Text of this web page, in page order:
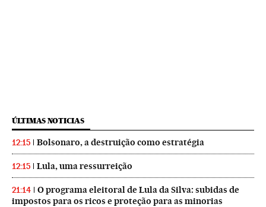
ÚLTIMAS NOTICIAS
12:15 Bolsonaro, a destruição como estratégia
12:15 Lula, uma ressurreição
21:14
O programa eleitoral de Lula da Silva: subidas de
impostos para os ricos e proteção para as minorias